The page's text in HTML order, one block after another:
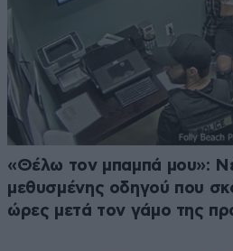
«Θέλω τον μπαμπά μου»:
μεθυσμένης οδηγού που
ώρες μετά τον γάμο της